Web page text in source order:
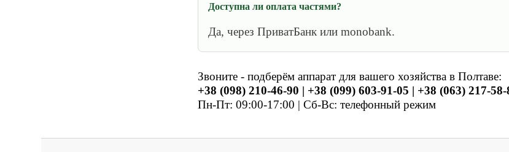
Доступна ли оплата частями?
Да, через ПриватБанк или monobank.
Звоните - подберём аппарат для вашего хозяйства в Полтаве:
+38 (098) 210-46-90 | +38 (099) 603-91-05 | +38 (063) 217-58-
Пн-Пт: 09:00-17:00 | Сб-Вс: телефонный режим